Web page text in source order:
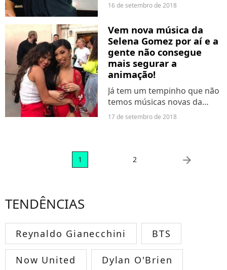
16 de setembro de 2018
Vem nova música da
Selena Gomez por aí e a
gente não consegue
mais segurar a
animação!
Já tem um tempinho que não
temos músicas novas da
cantora, né? Mas, finalmente,
deixaram os...
17 de setembro de 2018
1 2 arrow_right
TENDÊNCIAS
Reynaldo Gianecchini BTS
Now United Dylan O'Brien